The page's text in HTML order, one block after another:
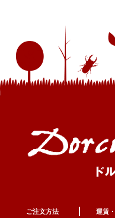
ご注文方法 運賃